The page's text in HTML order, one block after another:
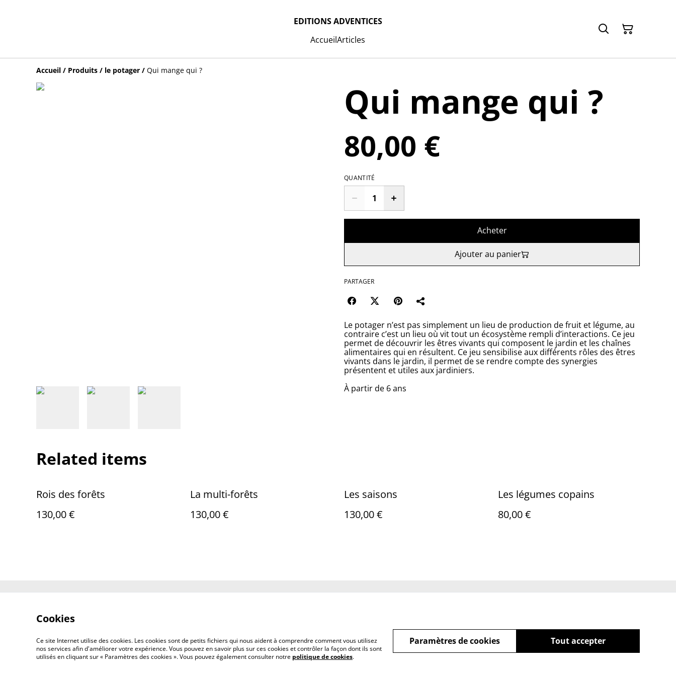
EDITIONS ADVENTICES
AccueilArticles
Accueil / Produits / le potager / Qui mange qui ?
Qui mange qui ?
80,00 €
QUANTITÉ
Acheter
Ajouter au panier
PARTAGER
Le potager n’est pas simplement un lieu de production de fruit et légume, au
contraire c’est un lieu où vit tout un écosystème rempli d’interactions. Ce jeu
permet de découvrir les êtres vivants qui composent le jardin et les chaînes
alimentaires qui en résultent. Ce jeu sensibilise aux différents rôles des êtres
vivants dans le jardin, il permet de se rendre compte des synergies
présentent et utiles aux jardiniers.
À partir de 6 ans
Related items
Rois des forêts
130,00 €
La multi-forêts
130,00 €
Les saisons
130,00 €
Les légumes copains
80,00 €
©2026 EDITIONS ADVENTICES
Cookies
Ce site Internet utilise des cookies. Les cookies sont de petits fichiers qui nous aident à comprendre comment vous utilisez
nos services afin d'améliorer votre expérience. Vous pouvez en savoir plus sur ces cookies et contrôler la façon dont ils sont
utilisés en cliquant sur « Paramètres des cookies ». Vous pouvez également consulter notre politique de cookies.
Tout accepter
Paramètres de cookies